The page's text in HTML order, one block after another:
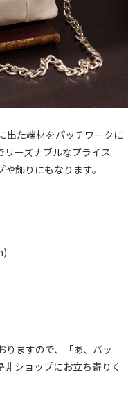
出た端材をパッチワークに
リーズナブルなプライス
飾りにもなります。
りますので、「あ、バッ
ショップにお立ち寄りく